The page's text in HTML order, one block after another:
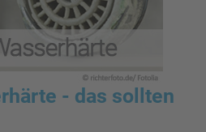
- das sollten